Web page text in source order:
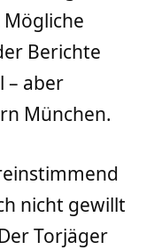
Berichte
– aber
München.
nicht gewillt
Torjäger